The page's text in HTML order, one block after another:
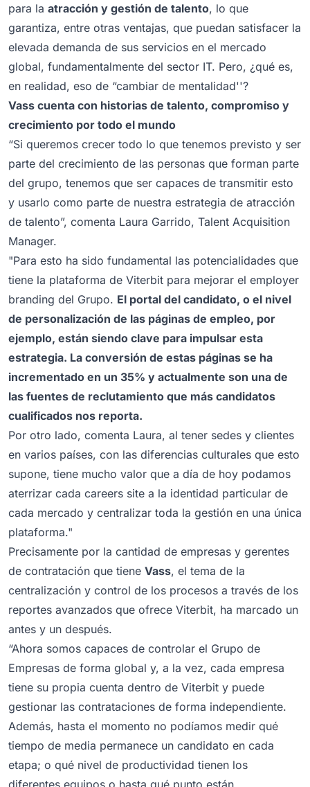
para la atracción y gestión de talento, lo que
garantiza, entre otras ventajas, que puedan satisfacer la
elevada demanda de sus servicios en el mercado
global, fundamentalmente del sector IT. Pero, ¿qué es,
en realidad, eso de “cambiar de mentalidad''?
Vass cuenta con historias de talento, compromiso y
crecimiento por todo el mundo
“Si queremos crecer todo lo que tenemos previsto y ser
parte del crecimiento de las personas que forman parte
del grupo, tenemos que ser capaces de transmitir esto
y usarlo como parte de nuestra estrategia de atracción
de talento”, comenta Laura Garrido, Talent Acquisition
Manager.
"Para esto ha sido fundamental las potencialidades que
tiene la plataforma de Viterbit para mejorar el employer
branding del Grupo. El portal del candidato, o el nivel
de personalización de las páginas de empleo, por
ejemplo, están siendo clave para impulsar esta
estrategia. La conversión de estas páginas se ha
incrementado en un 35% y actualmente son una de
las fuentes de reclutamiento que más candidatos
cualificados nos reporta.
Por otro lado, comenta Laura, al tener sedes y clientes
en varios países, con las diferencias culturales que esto
supone, tiene mucho valor que a día de hoy podamos
aterrizar cada careers site a la identidad particular de
cada mercado y centralizar toda la gestión en una única
plataforma."
Precisamente por la cantidad de empresas y gerentes
de contratación que tiene Vass, el tema de la
centralización y control de los procesos a través de los
reportes avanzados que ofrece Viterbit, ha marcado un
antes y un después.
“Ahora somos capaces de controlar el Grupo de
Empresas de forma global y, a la vez, cada empresa
tiene su propia cuenta dentro de Viterbit y puede
gestionar las contrataciones de forma independiente.
Además, hasta el momento no podíamos medir qué
tiempo de media permanece un candidato en cada
etapa; o qué nivel de productividad tienen los
diferentes equipos o hasta qué punto están